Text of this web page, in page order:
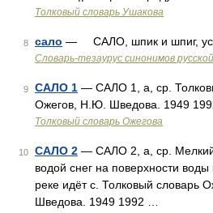
Толковый словарь Ушакова
8 сало — САЛО, шпик и шпиг,
Словарь-тезаурус синонимов
9 САЛО 1 — САЛО 1, а, ср.
Ожегов, Н.Ю. Шведова. 1949
Толковый словарь Ожегова
10 САЛО 2 — САЛО 2, а, ср.
водой снег на поверхности
реке идёт с. Толковый словарь
Шведова. 1949 1992 …